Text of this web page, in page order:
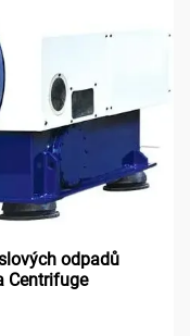
odpadů
Centrifuge